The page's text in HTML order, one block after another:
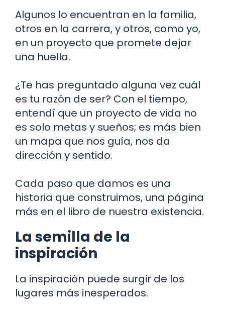
Algunos lo encuentran en la familia,
otros en la carrera, y otros, como yo,
en un proyecto que promete dejar
una huella.
¿Te has preguntado alguna vez cuál
es tu razón de ser? Con el tiempo,
entendí que un proyecto de vida no
es solo metas y sueños; es más bien
un mapa que nos guía, nos da
dirección y sentido.
Cada paso que damos es una
historia que construimos, una página
más en el libro de nuestra existencia.
La semilla de la
inspiración
La inspiración puede surgir de los
lugares más inesperados.